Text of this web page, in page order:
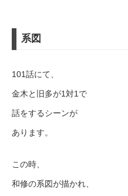
系図
101話にて、
金木と旧多が1対1で
話をするシーンが
あります。
この時、
和修の系図が描かれ、